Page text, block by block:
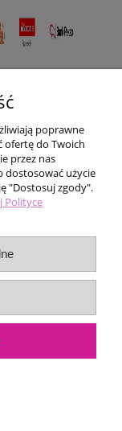
poprawne
ofertę do Twoich
przez nas
dostosować użycie
"Dostosuj zgody".
Polityce